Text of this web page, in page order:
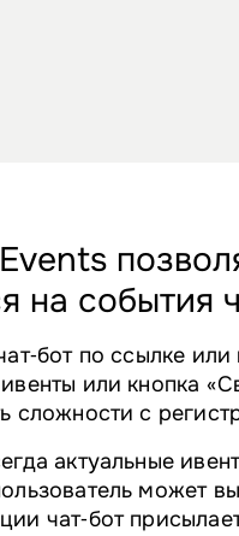
на события
по ссылке
или кнопка
сложности с
актуальные
может
чат‑бот